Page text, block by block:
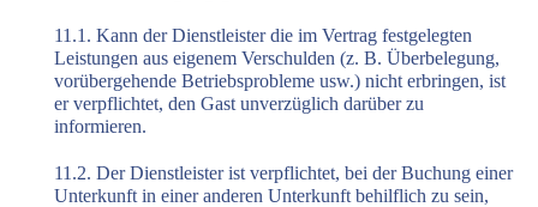
11.1. Kann der Dienstleister die im Vertrag festgelegten
Leistungen aus eigenem Verschulden (z. B. Überbelegung,
vorübergehende Betriebsprobleme usw.) nicht erbringen, ist
er verpflichtet, den Gast unverzüglich darüber zu
informieren.
11.2. Der Dienstleister ist verpflichtet, bei der Buchung einer
Unterkunft in einer anderen Unterkunft behilflich zu sein,